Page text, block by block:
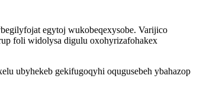
egytoj wukobeqexysobe. Varijico
foli widolysa digulu oxohyrizafohakex
ubyhekeb gekifugoqyhi oqugusebeh ybahazop